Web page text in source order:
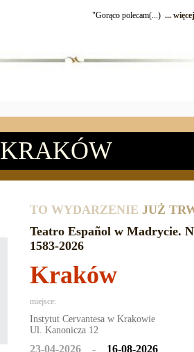
"Gorąco polecam(...) ...
KRAKÓW
TO WYDARZENIE JUŻ
Teatro Español w Madrycie.
1583-2026
Kraków
miejsce:
Instytut Cervantesa w Krakowie
Ul. Kanonicza 12
23-04-2026 - 16-08-2026